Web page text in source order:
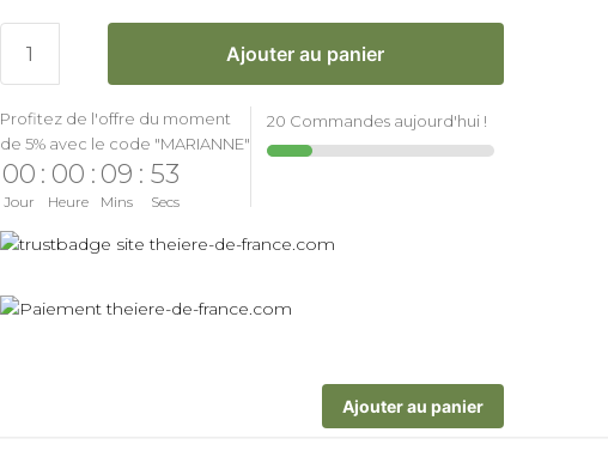
Ajouter au panier
Profitez de l'offre du moment
de 5% avec le code "MARIANNE"
00
Jour
: 00
Heure
: 09
Mins
: 51
Secs
20 Commandes aujourd'hui !
Ajouter au panier